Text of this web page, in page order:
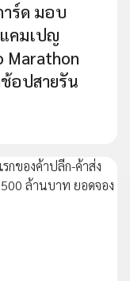
าร์ด มอบ
คมเปญ
Marathon
อปสายรัน